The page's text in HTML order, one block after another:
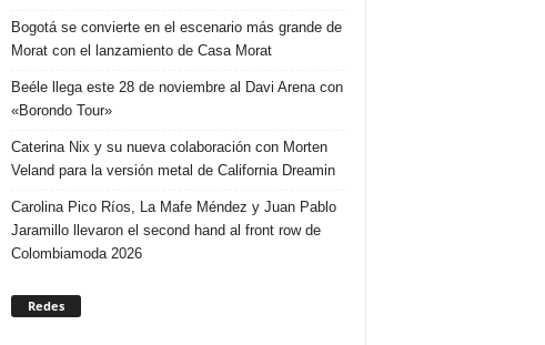
Bogotá se convierte en el escenario más grande de
Morat con el lanzamiento de Casa Morat
Beéle llega este 28 de noviembre al Davi Arena con
«Borondo Tour»
Caterina Nix y su nueva colaboración con Morten
Veland para la versión metal de California Dreamin
Carolina Pico Ríos, La Mafe Méndez y Juan Pablo
Jaramillo llevaron el second hand al front row de
Colombiamoda 2026
Redes